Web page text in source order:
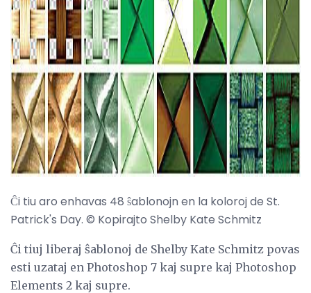
Ĉi tiu aro enhavas 48 ŝablonojn en la koloroj de St.
Patrick's Day. © Kopirajto Shelby Kate Schmitz
Ĉi tiuj liberaj ŝablonoj de Shelby Kate Schmitz povas
esti uzataj en Photoshop 7 kaj supre kaj Photoshop
Elements 2 kaj supre.